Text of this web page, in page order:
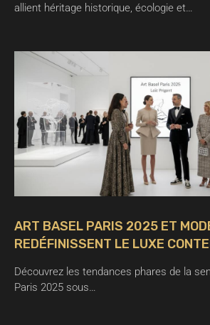
allient héritage historique, écologie et…
ART BASEL PARIS 2025 ET
REDÉFINISSENT LE LUXE
Découvrez les tendances phares de la
Paris 2025 sous…